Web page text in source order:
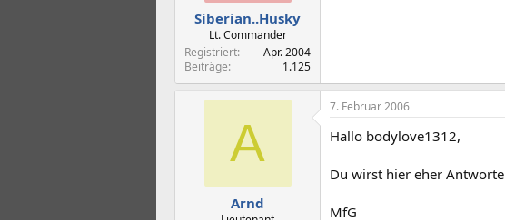
Siberian..Husky
Lt. Commander
Registriert
Apr. 2004
Beiträge
1.125
A
Arnd
7. Februar 2006
Hallo bodylove1312,
Du wirst hier eher
MfG